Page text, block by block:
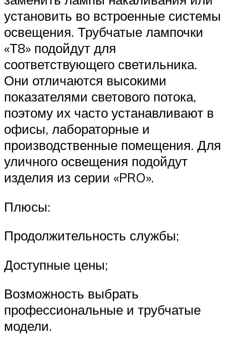
установить во встроенные системы
освещения. Трубчатые лампочки
«Т8» подойдут для
соответствующего светильника.
Они отличаются высокими
показателями светового потока,
поэтому их часто устанавливают в
офисы, лабораторные и
производственные помещения. Для
уличного освещения подойдут
изделия из серии «PRO».
Плюсы:
Продолжительность службы;
Доступные цены;
Возможность выбрать
профессиональные и трубчатые
модели.